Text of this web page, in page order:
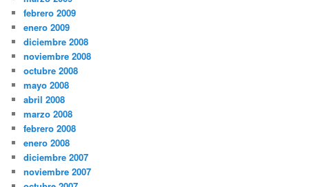
febrero 2009
enero 2009
diciembre 2008
noviembre 2008
octubre 2008
mayo 2008
abril 2008
marzo 2008
febrero 2008
enero 2008
diciembre 2007
noviembre 2007